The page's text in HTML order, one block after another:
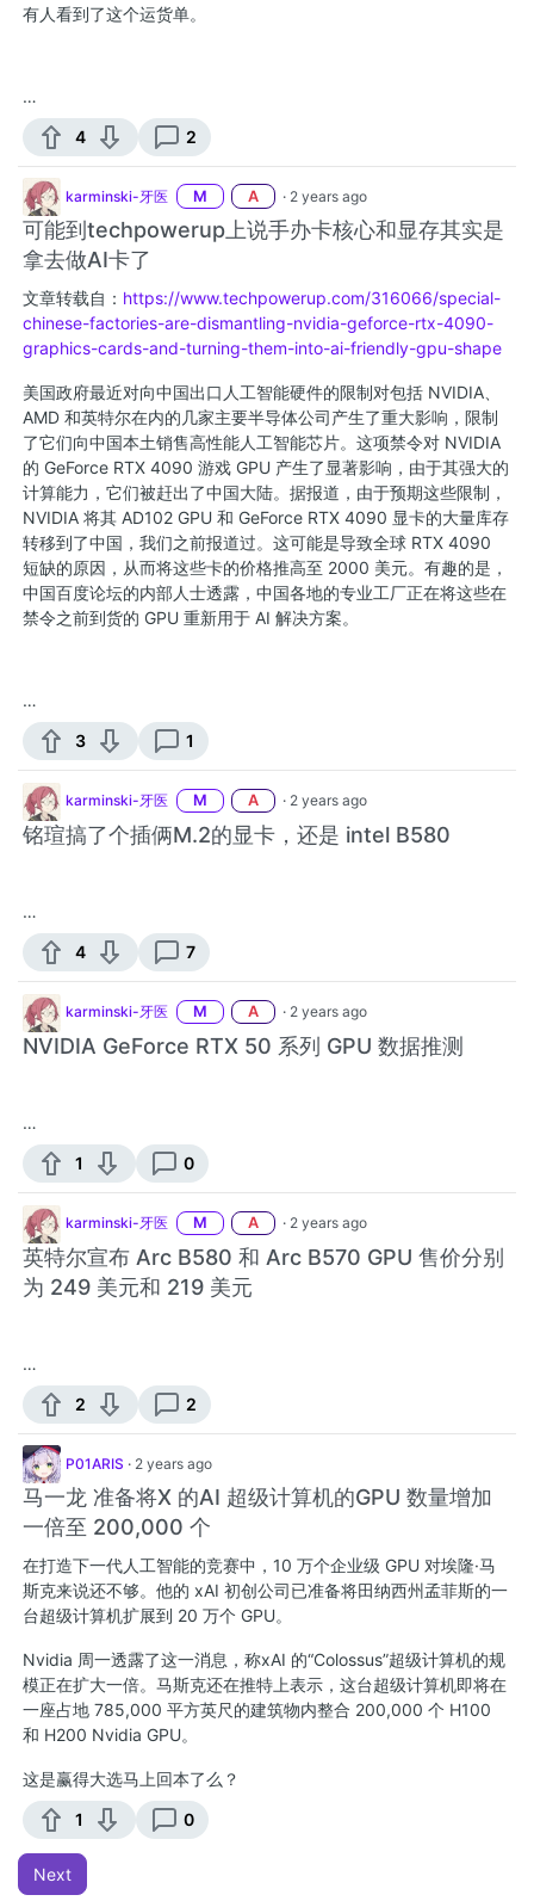
有人看到了这个运货单。
…
4
2
karminski-牙医 M A · 2 years ago
可能到techpowerup上说手办卡核心和显存其实是
拿去做AI卡了
文章转载自： https://www.techpowerup.com/316066/special-
chinese-factories-are-dismantling-nvidia-geforce-rtx-4090-
graphics-cards-and-turning-them-into-ai-friendly-gpu-shape
美国政府最近对向中国出口人工智能硬件的限制对包括 NVIDIA、
AMD 和英特尔在内的几家主要半导体公司产生了重大影响，限制
了它们向中国本土销售高性能人工智能芯片。这项禁令对 NVIDIA
的 GeForce RTX 4090 游戏 GPU 产生了显著影响，由于其强大的
计算能力，它们被赶出了中国大陆。据报道，由于预期这些限制，
NVIDIA 将其 AD102 GPU 和 GeForce RTX 4090 显卡的大量库存
转移到了中国，我们之前报道过。这可能是导致全球 RTX 4090
短缺的原因，从而将这些卡的价格推高至 2000 美元。有趣的是，
中国百度论坛的内部人士透露，中国各地的专业工厂正在将这些在
禁令之前到货的 GPU 重新用于 AI 解决方案。
…
3
1
karminski-牙医 M A · 2 years ago
铭瑄搞了个插俩M.2的显卡，还是 intel B580
…
4
7
karminski-牙医 M A · 2 years ago
NVIDIA GeForce RTX 50 系列 GPU 数据推测
…
1
0
karminski-牙医 M A · 2 years ago
英特尔宣布 Arc B580 和 Arc B570 GPU 售价分别
为 249 美元和 219 美元
…
2
2
P01ARIS · 2 years ago
马一龙 准备将X 的AI 超级计算机的GPU 数量增加
一倍至 200,000 个
在打造下一代人工智能的竞赛中，10 万个企业级 GPU 对埃隆·马
斯克来说还不够。他的 xAI 初创公司已准备将田纳西州孟菲斯的一
台超级计算机扩展到 20 万个 GPU。
Nvidia 周一透露了这一消息，称xAI 的“Colossus”超级计算机的规
模正在扩大一倍。马斯克还在推特上表示，这台超级计算机即将在
一座占地 785,000 平方英尺的建筑物内整合 200,000 个 H100
和 H200 Nvidia GPU。
这是赢得大选马上回本了么？
1
0
Next